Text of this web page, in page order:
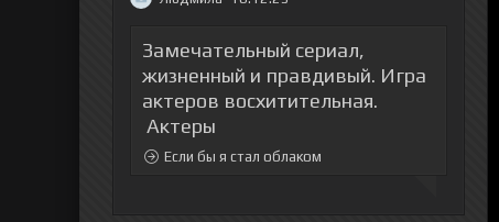
Замечательный сериал,
жизненный и правдивый. Игра
актеров восхитительная.
Актеры
Если бы я стал облаком